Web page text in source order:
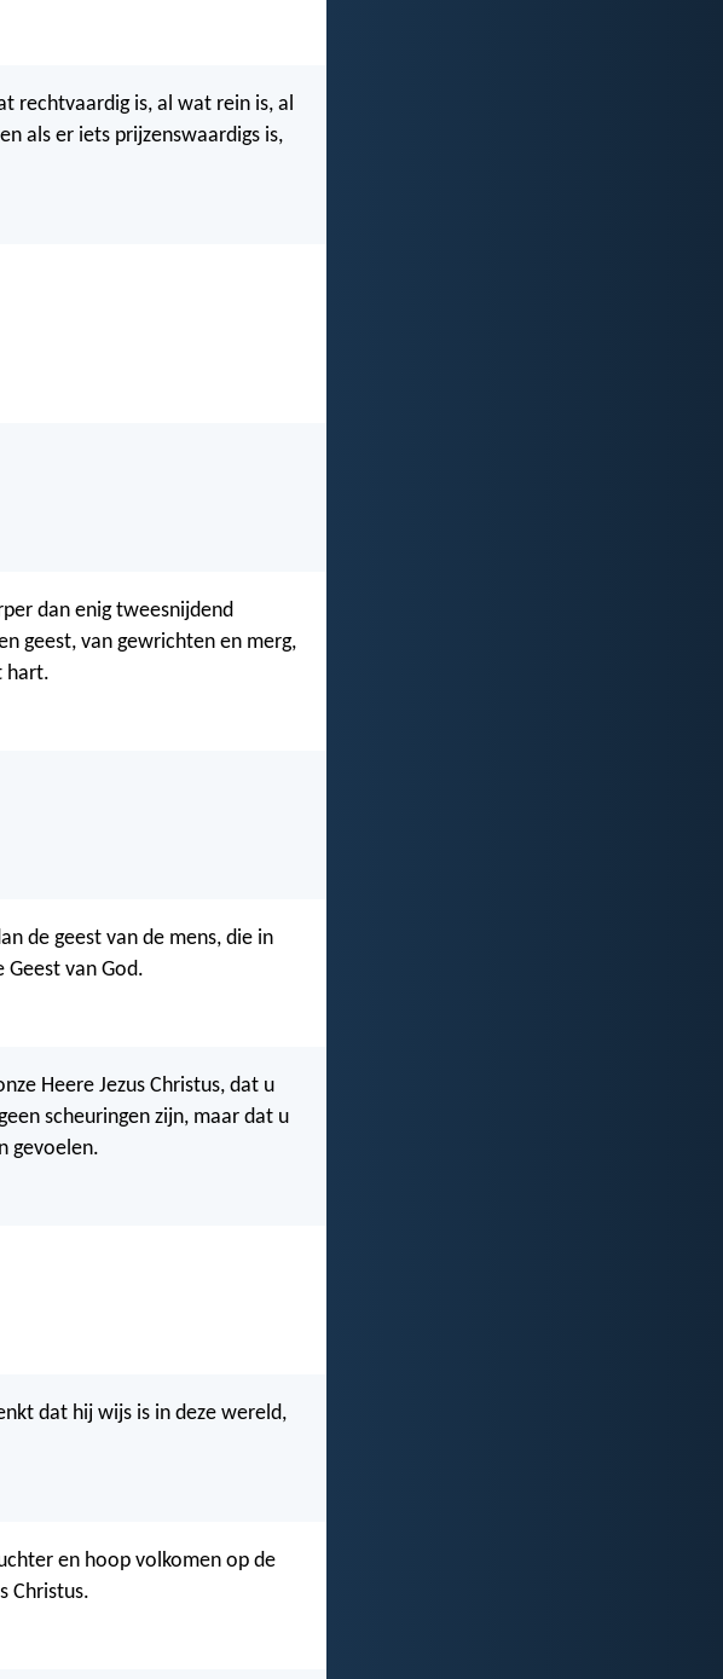
rechtvaardig is, al wat rein is, al
als er iets prijzenswaardigs is,
dan enig tweesnijdend
geest, van gewrichten en merg,
hart.
de geest van de mens, die in
Geest van God.
Heere Jezus Christus, dat u
scheuringen zijn, maar dat u
gevoelen.
dat hij wijs is in deze wereld,
en hoop volkomen op de
Christus.